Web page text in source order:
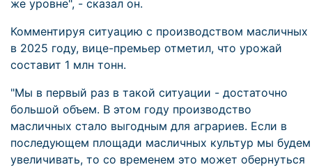
же уровне", - сказал он.
Комментируя ситуацию с производством масличных
в 2025 году, вице-премьер отметил, что урожай
составит 1 млн тонн.
"Мы в первый раз в такой ситуации - достаточно
большой объем. В этом году производство
масличных стало выгодным для аграриев. Если в
последующем площади масличных культур мы будем
увеличивать, то со временем это может обернуться